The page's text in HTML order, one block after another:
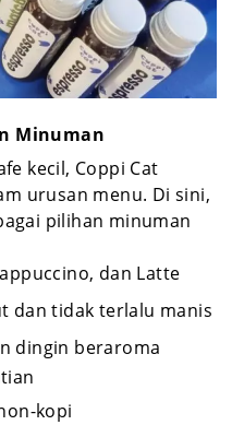
Minuman
kecil, Coppi Cat
urusan menu. Di sini,
pilihan minuman
dan Latte
dan tidak terlalu manis
dingin beraroma
kopi